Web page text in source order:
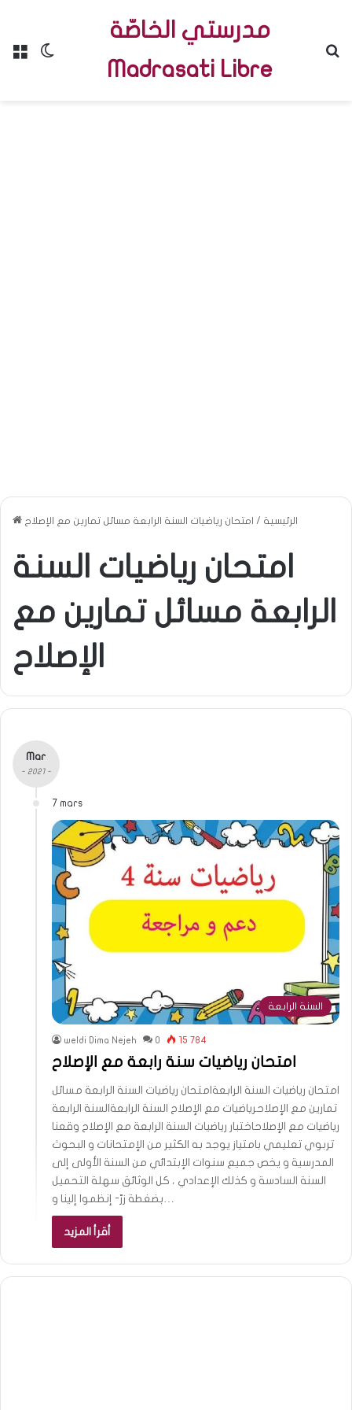
Menu
مدرستي الخاصّة
Madrasati Libre
الرئيسية / امتحان رياضيات السنة الرابعة مسائل تمارين مع الإصلاح
امتحان رياضيات السنة
الرابعة مسائل تمارين مع
الإصلاح
Mar
- 2021 -
7 mars
السنة الرابعة
weldi Dima Nejeh 0 15 784
امتحان رياضيات سنة رابعة مع الإصلاح
امتحان رياضيات السنة الرابعةامتحان رياضيات السنة الرابعة مسائل
تمارين مع الإصلاحرياضيات مع الإصلاح السنة الرابعةالسنة الرابعة
رياضيات مع الإصلاحاختبار رياضيات السنة الرابعة مع الإصلاح وقعنا
تربوي تعليمي بامتياز يوجد به الكثير من الإمتحانات و البحوث
المدرسية و يخص جميع سنوات الإبتدائي من السنة الأولى إلى
السنة السادسة و كذلك الإعدادي ، كل الوثائق سهلة التحميل
أقرأ المزيد